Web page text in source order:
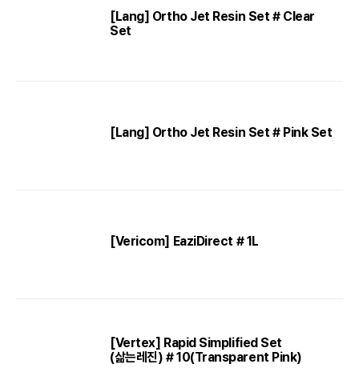
[Lang] Ortho Jet Resin Set # Clear
Set
[Lang] Ortho Jet Resin Set # Pink Set
[Vericom] EaziDirect # 1L
[Vertex] Rapid Simplified Set
(삶는레진) # 10(Transparent Pink)